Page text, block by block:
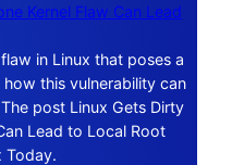
Kernel Flaw Can Lead
in Linux that poses a
this vulnerability can
post Linux Gets Dirty
Lead to Local Root
Today.